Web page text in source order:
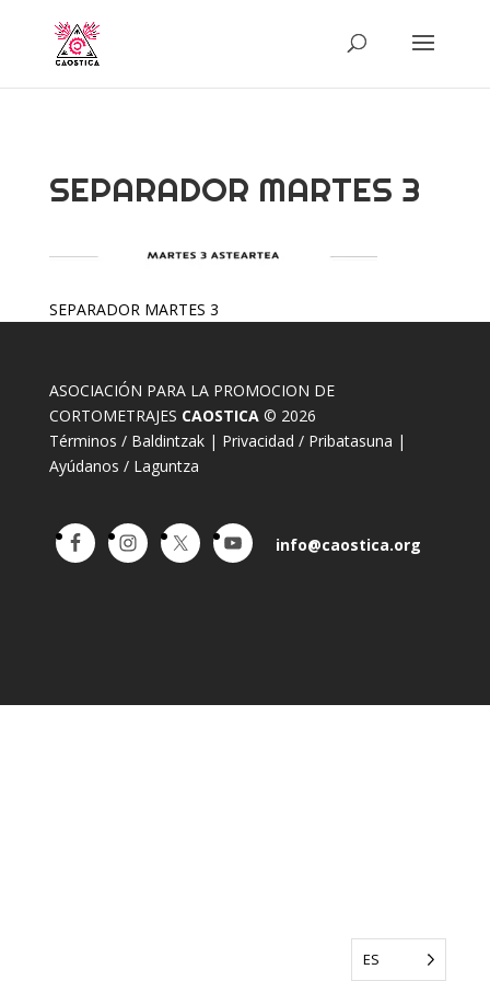
SEPARADOR MARTES 3
SEPARADOR MARTES 3
ASOCIACIÓN PARA LA PROMOCION DE
CORTOMETRAJES CAOSTICA© 2026
Términos / Baldintzak| Privacidad / Pribatasuna |
Ayúdanos / Laguntza
info@caostica.org
ES